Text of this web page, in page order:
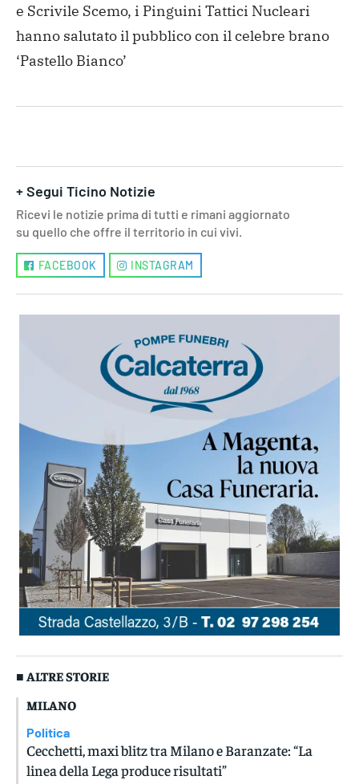
e Scrivile Scemo, i Pinguini Tattici Nucleari
hanno salutato il pubblico con il celebre brano
‘Pastello Bianco’
+ Segui Ticino Notizie
Ricevi le notizie prima di tutti e rimani aggiornato
su quello che offre il territorio in cui vivi.
FACEBOOK INSTAGRAM
■ ALTRE STORIE
MILANO
Politica
Cecchetti, maxi blitz tra Milano e Baranzate: “La
linea della Lega produce risultati”